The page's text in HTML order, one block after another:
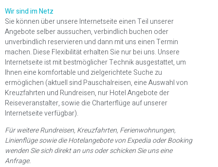
Wir sind im Netz
Sie können über unsere Internetseite einen Teil unserer
Angebote selber aussuchen, verbindlich buchen oder
unverbindlich reservieren und dann mit uns einen Termin
machen. Diese Flexibilität erhalten Sie nur bei uns. Unsere
Internetseite ist mit bestmöglicher Technik ausgestattet, um
Ihnen eine komfortable und zielgerichtete Suche zu
ermöglichen (aktuell sind Pauschalreisen, eine Auswahl von
Kreuzfahrten und Rundreisen, nur Hotel Angebote der
Reiseveranstalter, sowie die Charterflüge auf unserer
Internetseite verfügbar).
Für weitere Rundreisen, Kreuzfahrten, Ferienwohnungen,
Linienflüge sowie die Hotelangebote von Expedia oder Booking
wenden Sie sich direkt an uns oder schicken Sie uns eine
Anfrage.